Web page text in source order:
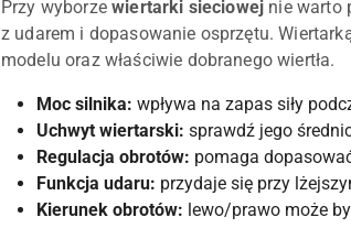
Przy wyborzewiertarki sieciowej nie warto
z udarem i dopasowanie osprzętu.
modelu oraz właściwie dobranego wiertła.
Moc silnika: wpływa na zapas siły
Uchwyt wiertarski: sprawdź jego
Regulacja obrotów: pomaga
Funkcja udaru: przydaje się przy
Kierunek obrotów: lewo/prawo może